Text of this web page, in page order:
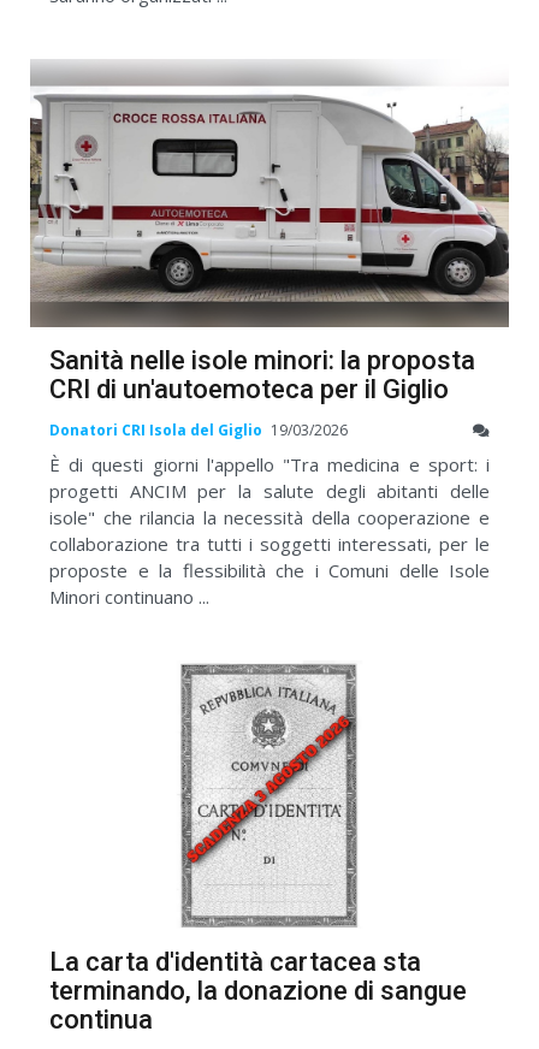
Sanità nelle isole minori: la proposta
CRI di un'autoemoteca per il Giglio
Donatori CRI Isola del Giglio 19/03/2026
È di questi giorni l'appello "Tra medicina e sport: i
progetti ANCIM per la salute degli abitanti delle
isole" che rilancia la necessità della cooperazione e
collaborazione tra tutti i soggetti interessati, per le
proposte e la flessibilità che i Comuni delle Isole
Minori continuano ...
La carta d'identità cartacea sta
terminando, la donazione di sangue
continua